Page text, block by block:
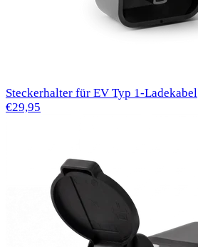
Steckerhalter für EV Typ 1-Ladekabel
€29,95